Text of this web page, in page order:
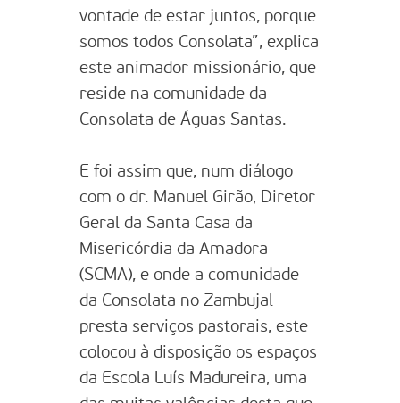
vontade de estar juntos, porque
somos todos Consolata”, explica
este animador missionário, que
reside na comunidade da
Consolata de Águas Santas.
E foi assim que, num diálogo
com o dr. Manuel Girão, Diretor
Geral da Santa Casa da
Misericórdia da Amadora
(SCMA), e onde a comunidade
da Consolata no Zambujal
presta serviços pastorais, este
colocou à disposição os espaços
da Escola Luís Madureira, uma